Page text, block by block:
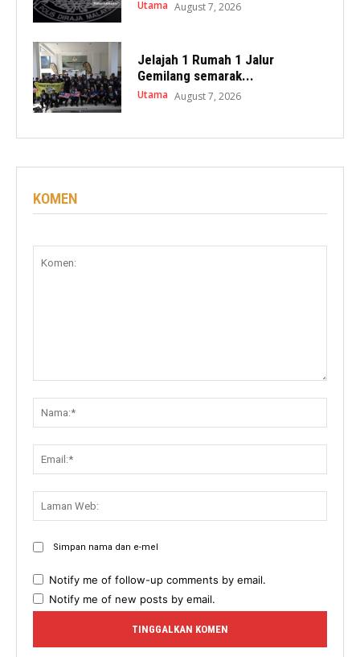
Utama August 7, 2026
Jelajah 1 Rumah 1 Jalur
Gemilang semarak...
Utama August 7, 2026
KOMEN
Simpan nama dan e-mel
Notify me of follow-up comments by email.
Notify me of new posts by email.